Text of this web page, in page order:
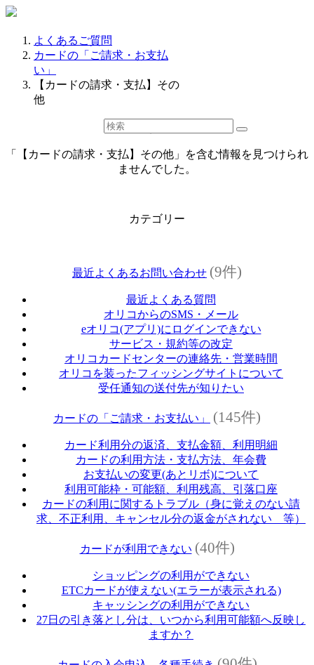
よくあるご質問
カードの「ご請求・お支払
い」
【カードの請求・支払】その
他
「【カードの請求・支払】その他」を含む情報を見つけられ
ませんでした。
カテゴリー
最近よくあるお問い合わせ (9件)
最近よくある質問
オリコからのSMS・メール
eオリコ(アプリ)にログインできない
サービス・規約等の改定
オリコカードセンターの連絡先・営業時間
オリコを装ったフィッシングサイトについて
受任通知の送付先が知りたい
カードの「ご請求・お支払い」 (145件)
カード利用分の返済、支払金額、利用明細
カードの利用方法・支払方法、年会費
お支払いの変更(あとリボ)について
利用可能枠・可能額、利用残高、引落口座
カードの利用に関するトラブル（身に覚えのない請
求、不正利用、キャンセル分の返金がされない 等）
カードが利用できない (40件)
ショッピングの利用ができない
ETCカードが使えない(エラーが表示される)
キャッシングの利用ができない
27日の引き落とし分は、いつから利用可能額へ反映し
ますか？